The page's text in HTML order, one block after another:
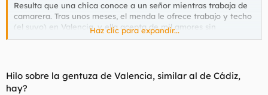
Resulta que una chica conoce a un señor mientras trabaja de
camarera. Tras unos meses, el menda le ofrece trabajo y techo
(el suyo) en Valencia, y ella acepta de mil amores sin
sospechar en ningún momento de las intenciones del
muchacha le dice que eso hay que celebrarlo y se van de
cenita. La sorpresa es que al llegar a casa el menda le propone
Haz clic para expandir...
Hilo sobre la gentuza de Valencia, similar al de Cádiz,
hay?